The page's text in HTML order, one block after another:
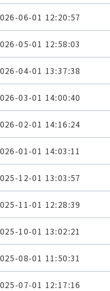
06-01 12:20:57
05-01 12:58:03
04-01 13:37:38
03-01 14:00:40
02-01 14:16:24
01-01 14:03:11
12-01 13:03:57
11-01 12:28:39
10-01 13:02:21
08-01 11:50:31
07-01 12:17:16